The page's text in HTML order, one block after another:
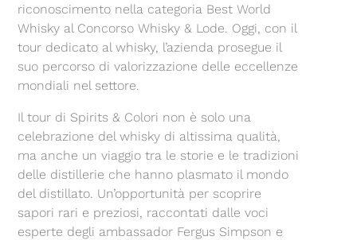
riconoscimento nella categoria Best World
Whisky al Concorso Whisky & Lode. Oggi, con il
tour dedicato al whisky, l’azienda prosegue il
suo percorso di valorizzazione delle eccellenze
mondiali nel settore.
Il tour di Spirits & Colori non è solo una
celebrazione del whisky di altissima qualità,
ma anche un viaggio tra le storie e le tradizioni
delle distillerie che hanno plasmato il mondo
del distillato. Un’opportunità per scoprire
sapori rari e preziosi, raccontati dalle voci
esperte degli ambassador Fergus Simpson e